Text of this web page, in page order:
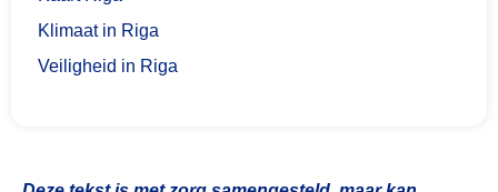
Klimaat in Riga
Veiligheid in Riga